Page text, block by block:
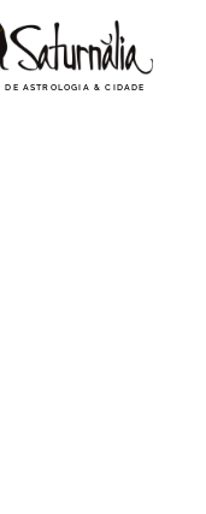
DE ASTROLOGIA & CIDADE